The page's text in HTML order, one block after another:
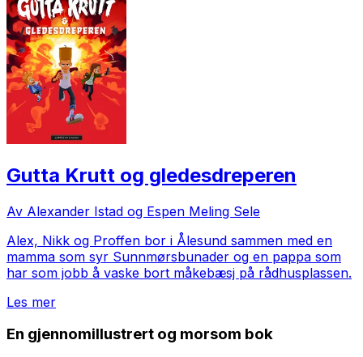
Gutta Krutt og gledesdreperen
Av Alexander Istad og Espen Meling Sele
Alex, Nikk og Proffen bor i Ålesund sammen med en
mamma som syr Sunnmørsbunader og en pappa som
har som jobb å vaske bort måkebæsj på rådhusplassen.
Les mer
En gjennomillustrert og morsom bok